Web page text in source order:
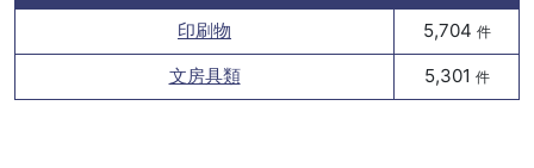
印刷物 5,704 件
文房具類 5,301 件